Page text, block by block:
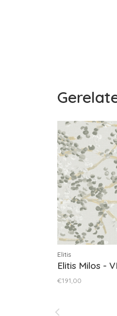
Elitis
Elitis Milos -
€191,00